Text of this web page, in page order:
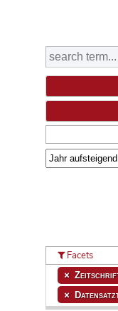
Facets